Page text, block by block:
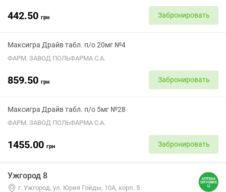
442.50 грн Забронировать
Максигра Драйв табл. п/о 20мг №4
ФАРМ. ЗАВОД ПОЛЬФАРМА С.А.
859.50 грн Забронировать
Максигра Драйв табл. п/о 5мг №28
ФАРМ. ЗАВОД ПОЛЬФАРМА С.А.
1455.00 грн Забронировать
Ужгород 8
г. Ужгород, ул. Юрия Гойды, 10А, корп. 5